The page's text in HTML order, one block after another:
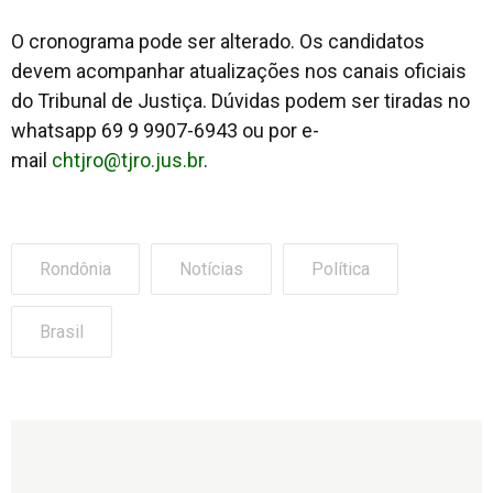
O cronograma pode ser alterado. Os candidatos
devem acompanhar atualizações nos canais oficiais
do Tribunal de Justiça. Dúvidas podem ser tiradas no
whatsapp 69 9 9907-6943 ou por e-
mail chtjro@tjro.jus.br.
Rondônia Notícias Política
Brasil